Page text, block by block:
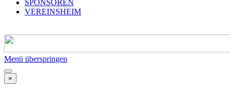
SPONSOREN
VEREINSHEIM
Menü überspringen
×